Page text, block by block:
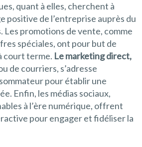
quant à elles, cherchent à
positive de l’entreprise auprès du
Les promotions de vente, comme
spéciales, ont pour but de
court terme. Le marketing direct,
de courriers, s’adresse
pour établir une
Enfin, les médias sociaux,
à l’ère numérique, offrent
pour engager et fidéliser la